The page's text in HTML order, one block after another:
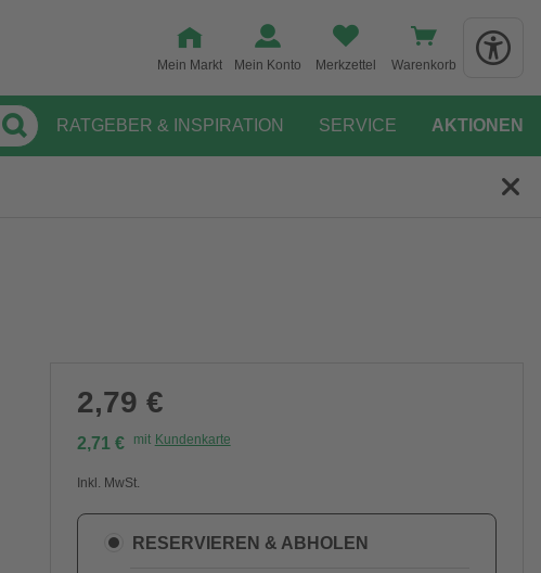
Mein Markt Mein Konto Merkzettel Warenkorb
RATGEBER & INSPIRATION SERVICE AKTIONEN
2,79 €
2,71 € mit Kundenkarte
Inkl. MwSt.
RESERVIEREN & ABHOLEN